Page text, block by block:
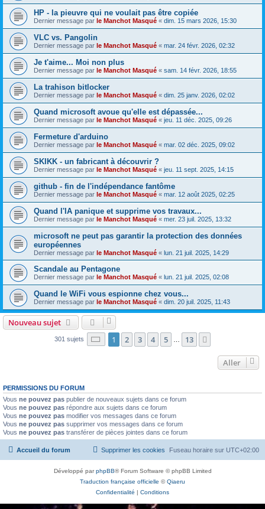
HP - la pieuvre qui ne voulait pas être copiée
Dernier message par le Manchot Masqué « dim. 15 mars 2026, 15:30
VLC vs. Pangolin
Dernier message par le Manchot Masqué « mar. 24 févr. 2026, 02:32
Je t'aime... Moi non plus
Dernier message par le Manchot Masqué « sam. 14 févr. 2026, 18:55
La trahison bitlocker
Dernier message par le Manchot Masqué « dim. 25 janv. 2026, 02:02
Quand microsoft avoue qu'elle est dépassée...
Dernier message par le Manchot Masqué « jeu. 11 déc. 2025, 09:26
Fermeture d'arduino
Dernier message par le Manchot Masqué « mar. 02 déc. 2025, 09:02
SKIKK - un fabricant à découvrir ?
Dernier message par le Manchot Masqué « jeu. 11 sept. 2025, 14:15
github - fin de l'indépendance fantôme
Dernier message par le Manchot Masqué « mar. 12 août 2025, 02:25
Quand l'IA panique et supprime vos travaux...
Dernier message par le Manchot Masqué « mer. 23 juil. 2025, 13:32
microsoft ne peut pas garantir la protection des données
européennes
Dernier message par le Manchot Masqué « lun. 21 juil. 2025, 14:29
Scandale au Pentagone
Dernier message par le Manchot Masqué « lun. 21 juil. 2025, 02:08
Quand le WiFi vous espionne chez vous...
Dernier message par le Manchot Masqué « dim. 20 juil. 2025, 11:43
Nouveau sujet
301 sujets Page 1sur13
1 2 3 4 5 13
Aller
PERMISSIONS DU FORUM
Vous ne pouvez pas publier de nouveaux sujets dans ce forum
Vous ne pouvez pas répondre aux sujets dans ce forum
Vous ne pouvez pas modifier vos messages dans ce forum
Vous ne pouvez pas supprimer vos messages dans ce forum
Vous ne pouvez pas transférer de pièces jointes dans ce forum
Accueil du forum Fuseau horaire sur UTC+02:00
Supprimer les cookies
Développé parphpBB® Forum Software © phpBB Limited
Traduction française officielle ©Qiaeru
Confidentialité | Conditions